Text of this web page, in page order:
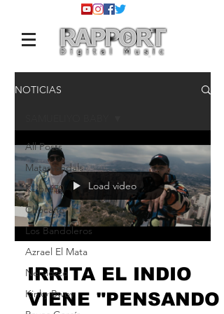
NOTICIAS
All Posts
Matasvandals
KLibre50
Chocano
Los Bandoleros
Azrael El Mata
Nerviozzo
Kinky Bwoy
Load video
IRRITA EL INDIO
VIENE "PENSANDO